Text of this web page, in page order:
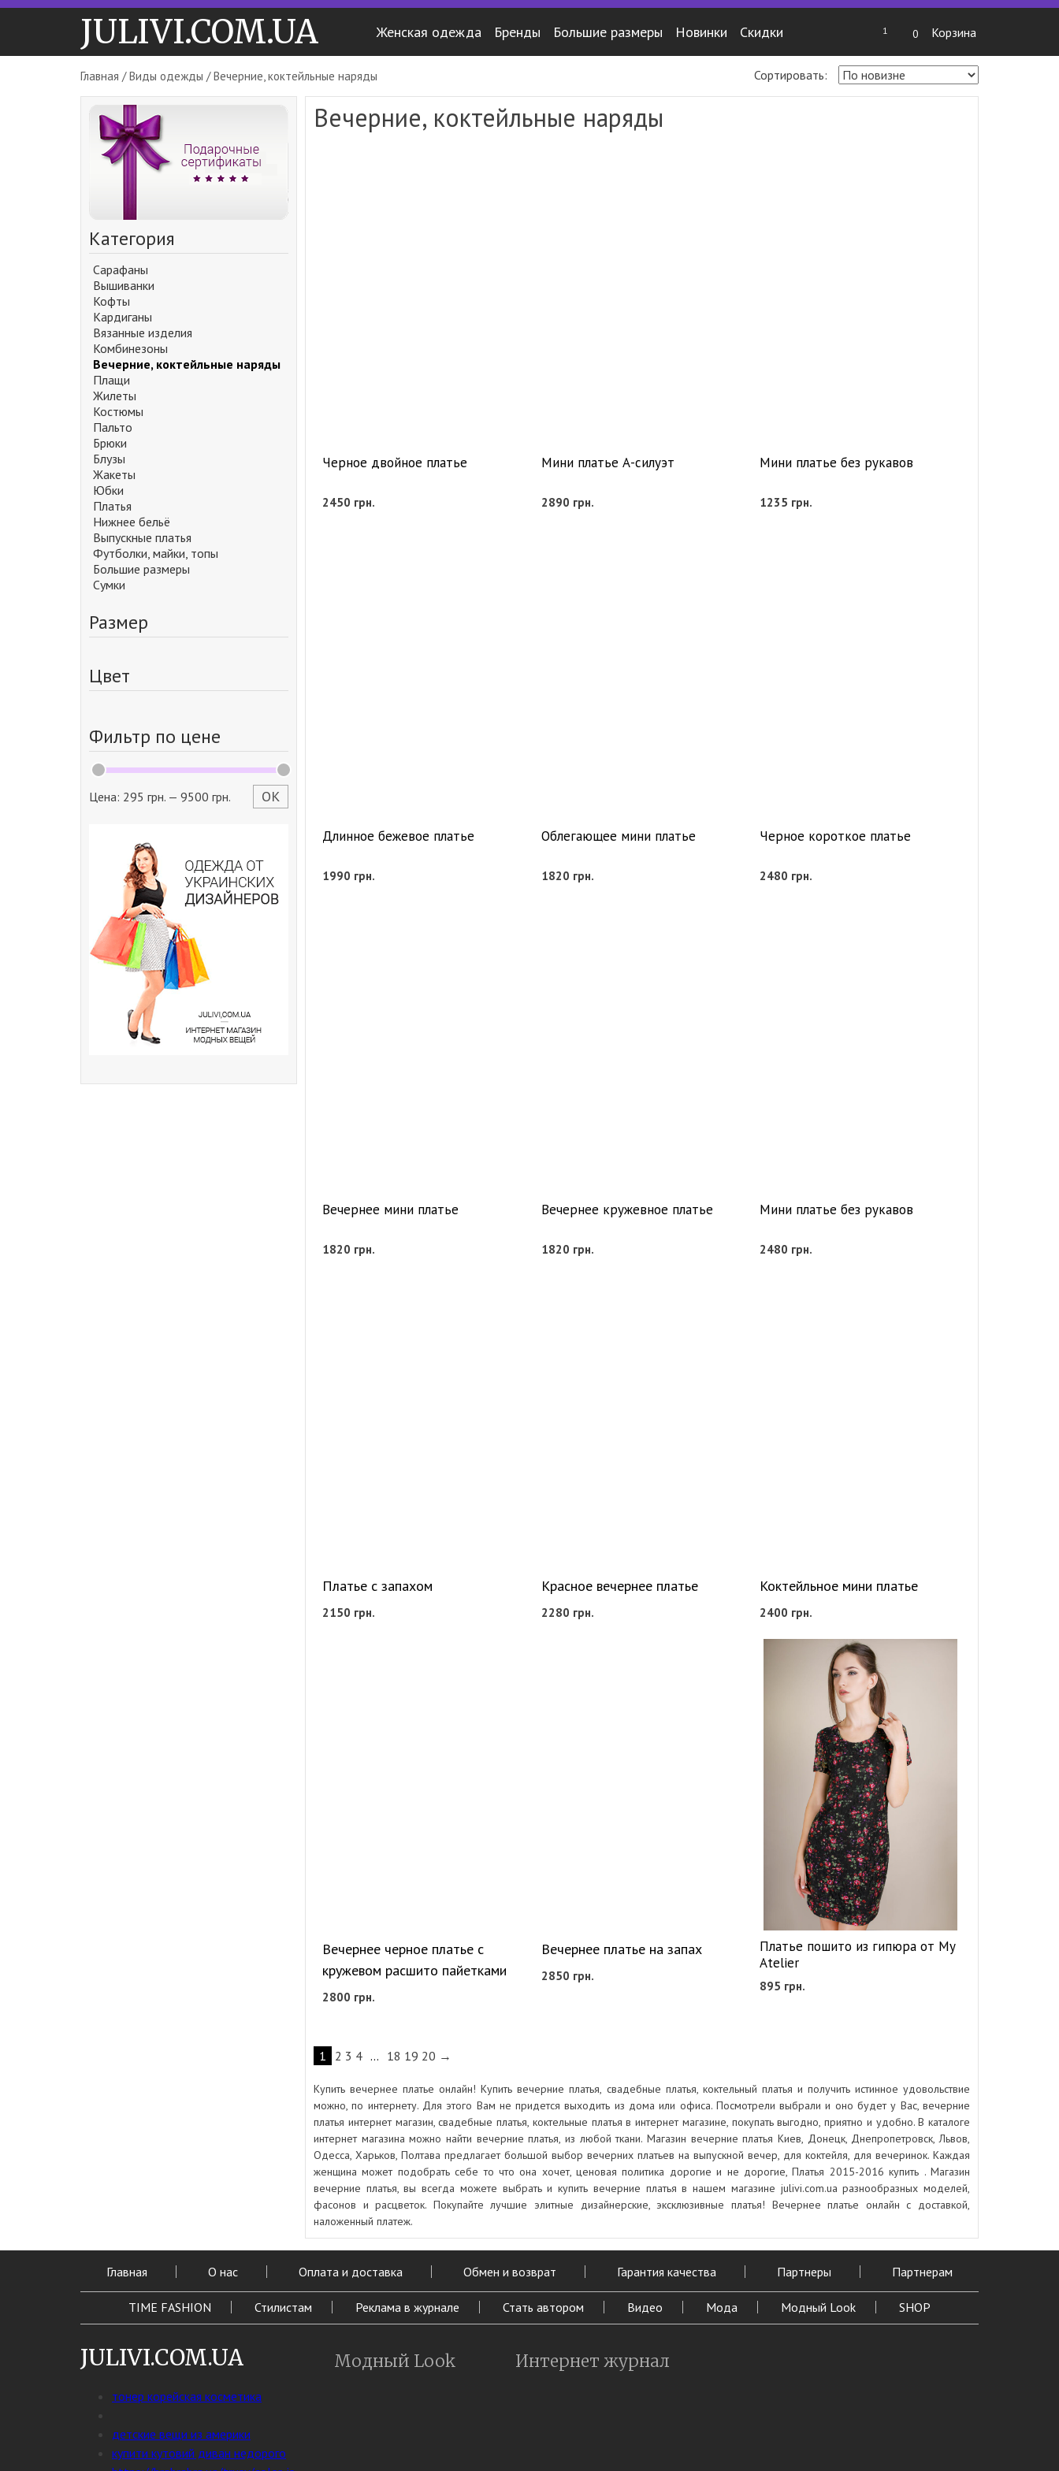
JULIVI.COM.UA Женская одежда Бренды Большие размеры Новинки Скидки 1 0 Корзина
Главная /Виды одежды / Вечерние, коктейльные наряды
Категория
Сарафаны
Вышиванки
Кофты
Кардиганы
Вязанные изделия
Комбинезоны
Вечерние, коктейльные наряды
Плащи
Жилеты
Костюмы
Пальто
Брюки
Блузы
Жакеты
Юбки
Платья
Нижнее бельё
Выпускные платья
Футболки, майки, топы
Большие размеры
Сумки
Размер
Цвет
Фильтр по цене
ОК
Цена: 295 грн. — 9500 грн.
Вечерние, коктейльные наряды
Черное двойное платье
2450 грн.
Мини платье А-силуэт
2890 грн.
Мини платье без рукавов
1235 грн.
Длинное бежевое платье
1990 грн.
Облегающее мини платье
1820 грн.
Черное короткое платье
2480 грн.
Вечернее мини платье
1820 грн.
Вечернее кружевное платье
1820 грн.
Мини платье без рукавов
2480 грн.
Платье с запахом
2150 грн.
Красное вечернее платье
2280 грн.
Коктейльное мини платье
2400 грн.
Вечернее черное платье с
кружевом расшито пайетками
2800 грн.
Вечернее платье на запах
2850 грн.
Платье пошито из гипюра от My
Atelier
895 грн.
1 2 3 4 … 18 19 20 →
Купить вечернее платье онлайн! Купить вечерние платья, свадебные платья, коктельный платья и получить истинное удовольствие
можно, по интернету. Для этого Вам не придется выходить из дома или офиса. Посмотрели выбрали и оно будет у Вас, вечерние
платья интернет магазин, свадебные платья, коктельные платья в интернет магазине, покупать выгодно, приятно и удобно. В каталоге
интернет магазина можно найти вечерние платья, из любой ткани. Магазин вечерние платья Киев, Донецк, Днепропетровск, Львов,
Одесса, Харьков, Полтава предлагает большой выбор вечерних платьев на выпускной вечер, для коктейля, для вечеринок. Каждая
женщина может подобрать себе то что она хочет, ценовая политика дорогие и не дорогие, Платья 2015-2016 купить . Магазин
вечерние платья, вы всегда можете выбрать и купить вечерние платья в нашем магазине julivi.com.ua разнообразных моделей,
фасонов и расцветок. Покупайте лучшие элитные дизайнерские, эксклюзивные платья! Вечернее платье онлайн с доставкой,
наложенный платеж.
Главная О нас Оплата и доставка Обмен и возврат Гарантия качества Партнеры Партнерам
TIME FASHION Стилистам Реклама в журнале Стать автором Видео Мода Модный Look SHOP
JULIVI.COM.UA
тонер корейская косметика
детские вещи из америки
купити кутовий диван недорого
Модный Look Интернет журнал